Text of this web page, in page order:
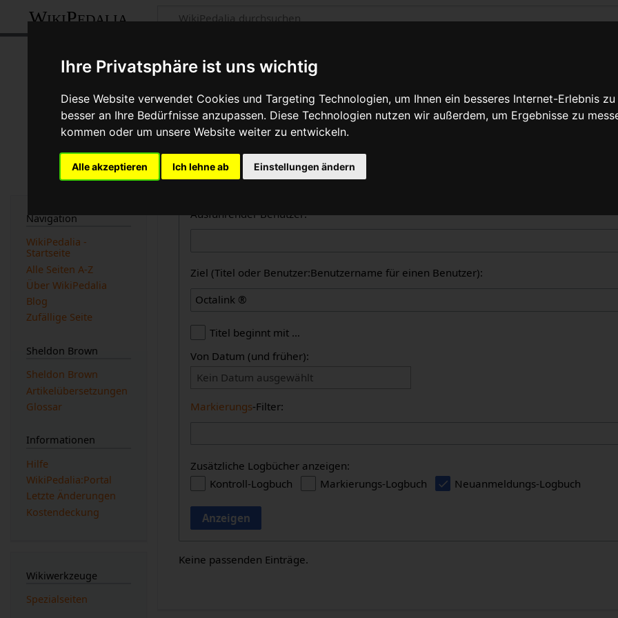
Ihre Privatsphäre ist uns wichtig
Diese Website verwendet Cookies und Targeting Technologien, um Ihnen ein besseres Internet-Erlebnis
besser an Ihre Bedürfnisse anzupassen. Diese Technologien nutzen wir außerdem, um Ergebnisse zu
kommen oder um unsere Website weiter zu entwickeln.
Alle akzeptieren Ich lehne ab Einstellungen ändern
WikiPedalia
Zentrale öffentliche Logbücher
Dies ist die kombinierte Anzeige aller in WikiPedalia geführten Logbücher. Die Ausgabe
des Logbuchtyps, des Benutzers oder des Seitentitels eingeschränkt werden (Groß-/
beachtet werden).
Logbücher
Ausführender Benutzer:
Ziel (Titel oder Benutzer:Benutzername für einen Benutzer):
Titel beginnt mit …
Von Datum (und früher):
Kein Datum ausgewählt
Markierungs-Filter:
Zusätzliche Logbücher anzeigen:
Kontroll-Logbuch
Markierungs-Logbuch Neuanmeldungs-Logbuch
Anzeigen
Keine passenden Einträge.
Navigation
WikiPedalia -
Startseite
Alle Seiten A-Z
Über WikiPedalia
Blog
Zufällige Seite
Sheldon Brown
Sheldon Brown
Artikelübersetzungen
Glossar
Informationen
Hilfe
WikiPedalia:Portal
Letzte Änderungen
Kostendeckung
Wikiwerkzeuge
Spezialseiten